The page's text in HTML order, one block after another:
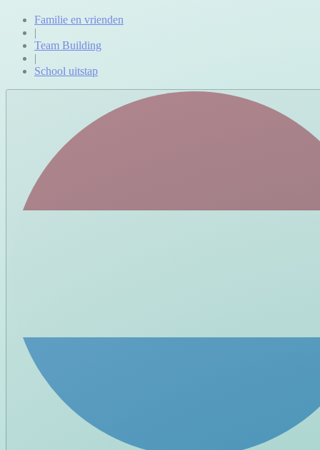
Familie en vrienden
|
Team Building
|
School uitstap